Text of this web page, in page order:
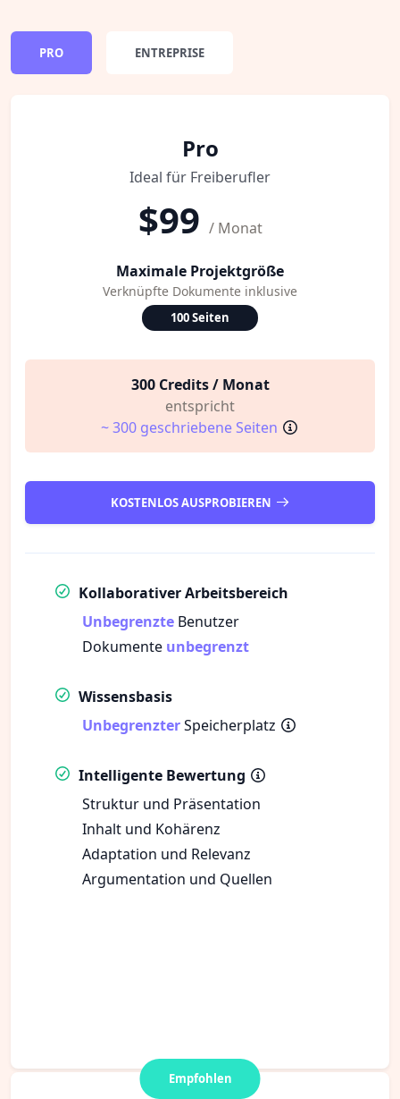
PRO ENTREPRISE
Pro
Ideal für Freiberufler
$99 / Monat
Maximale Projektgröße
Verknüpfte Dokumente inklusive
100 Seiten
300 Credits / Monat
entspricht
~ 300 geschriebene Seiten
KOSTENLOS AUSPROBIEREN
Kollaborativer Arbeitsbereich
Unbegrenzte Benutzer
Dokumente unbegrenzt
Wissensbasis
UnbegrenzterSpeicherplatz
Intelligente Bewertung
Struktur und Präsentation
Inhalt und Kohärenz
Adaptation und Relevanz
Argumentation und Quellen
Empfohlen